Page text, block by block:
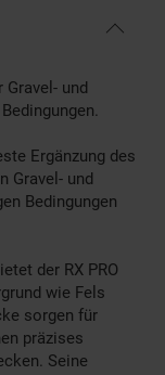
Gravel- und
Ergänzung des
Gravel- und
Bedingungen
der RX PRO
wie Fels
sorgen für
präzises
Seine